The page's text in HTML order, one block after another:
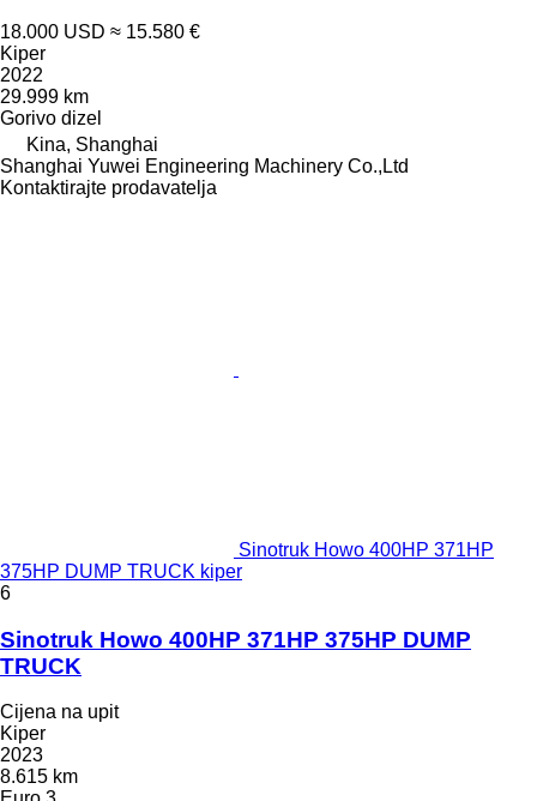
18.000 USD ≈ 15.580 €
Kiper
2022
29.999 km
Gorivo dizel
Kina, Shanghai
Shanghai Yuwei Engineering Machinery Co.,Ltd
Kontaktirajte prodavatelja
Sinotruk Howo 400HP 371HP
375HP DUMP TRUCK kiper
6
Sinotruk Howo 400HP 371HP 375HP DUMP
TRUCK
Cijena na upit
Kiper
2023
8.615 km